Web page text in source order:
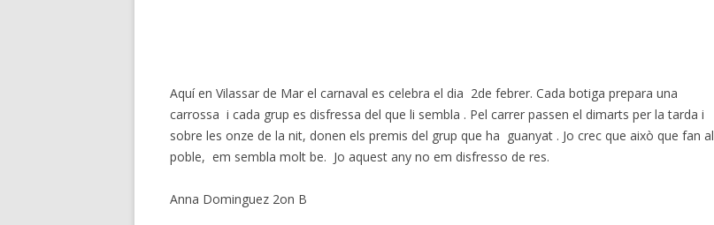
Aquí en Vilassar de Mar el carnaval es celebra el dia 2de febrer. Cada botiga prepara una
carrossa i cada grup es disfressa del que li sembla . Pel carrer passen el dimarts per la tarda i
sobre les onze de la nit, donen els premis del grup que ha guanyat . Jo crec que això que fan al
poble, em sembla molt be. Jo aquest any no em disfresso de res.
Anna Dominguez 2on B